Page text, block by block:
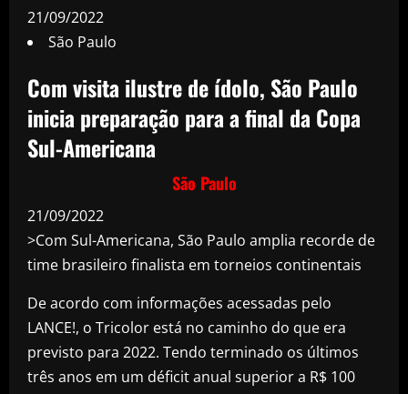
21/09/2022
São Paulo
Com visita ilustre de ídolo, São Paulo
inicia preparação para a final da Copa
Sul-Americana
São Paulo
21/09/2022
>Com Sul-Americana, São Paulo amplia recorde de
time brasileiro finalista em torneios continentais
De acordo com informações acessadas pelo
LANCE!, o Tricolor está no caminho do que era
previsto para 2022. Tendo terminado os últimos
três anos em um déficit anual superior a R$ 100